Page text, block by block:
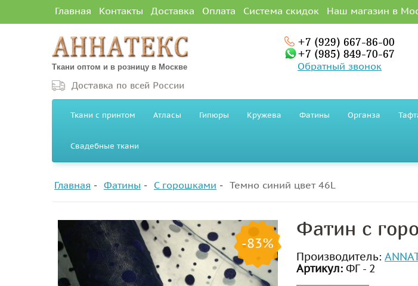
Главная Контакты Доставка Оплата Система скидок Наш магазин в
Ткани оптом и в розницу в Москве
Доставка по всей России
+7 (929) 667-86-00
+7 (985) 849-70-67
Обратный звонок
Ткани с принтом Атласы Гипюры Кружева Фатины Органза
Свадебные ткани
Главная Фатины С горошками Темно синий цвет 46L
-83%
Фатин с
Производитель:
Артикул: ФГ - 2